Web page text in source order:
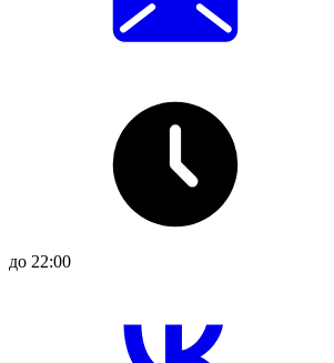
до 22:00